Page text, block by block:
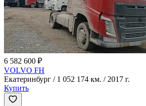
6 582 600 ₽
VOLVO FH
Екатеринбург / 1 052 174 км. / 2017 г.
Купить